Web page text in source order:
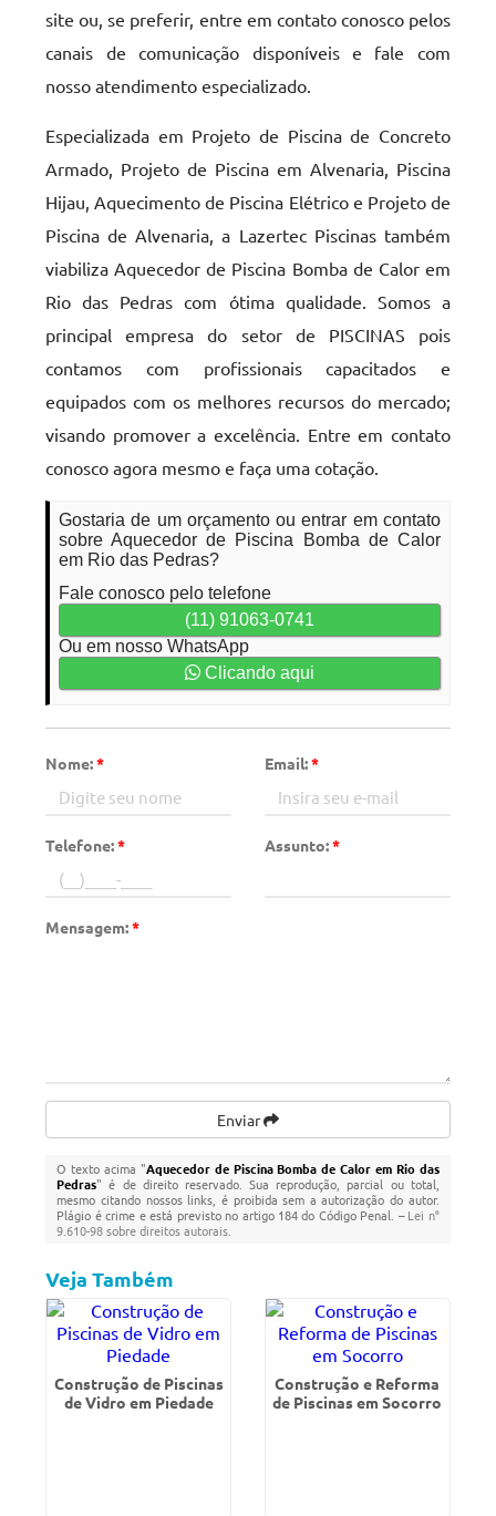
site ou, se preferir, entre em contato conosco pelos
canais de comunicação disponíveis e fale com
nosso atendimento especializado.
Especializada em Projeto de Piscina de Concreto
Armado, Projeto de Piscina em Alvenaria, Piscina
Hijau, Aquecimento de Piscina Elétrico e Projeto de
Piscina de Alvenaria, a Lazertec Piscinas também
viabiliza Aquecedor de Piscina Bomba de Calor em
Rio das Pedras com ótima qualidade. Somos a
principal empresa do setor de PISCINAS pois
contamos com profissionais capacitados e
equipados com os melhores recursos do mercado;
visando promover a excelência. Entre em contato
conosco agora mesmo e faça uma cotação.
Gostaria de um orçamento ou entrar em contato
sobre Aquecedor de Piscina Bomba de Calor
em Rio das Pedras?
Fale conosco pelo telefone
(11) 91063-0741
Ou em nosso WhatsApp
Clicando aqui
Nome:* Email:*
Telefone:* Assunto:*
Mensagem:*
Enviar
O texto acima "Aquecedor de Piscina Bomba de Calor em Rio das
Pedras" é de direito reservado. Sua reprodução, parcial ou total,
mesmo citando nossos links, é proibida sem a autorização do autor.
Plágio é crime e está previsto no artigo 184 do Código Penal. –Lei n°
9.610-98 sobre direitos autorais
Veja Também
Construção de Piscinas
de Vidro em Piedade
Construção e Reforma
de Piscinas em Socorro